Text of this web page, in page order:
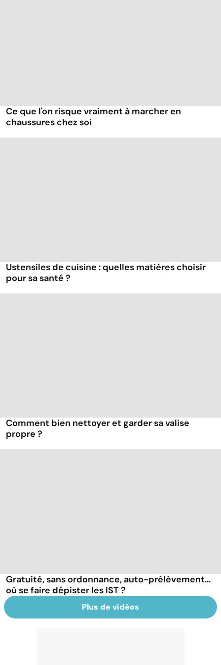
Ce que l'on risque vraiment à marcher en
chaussures chez soi
Ustensiles de cuisine : quelles matières choisir
pour sa santé ?
Comment bien nettoyer et garder sa valise
propre ?
Gratuité, sans ordonnance, auto-prélèvement...
où se faire dépister les IST ?
Plus de vidéos